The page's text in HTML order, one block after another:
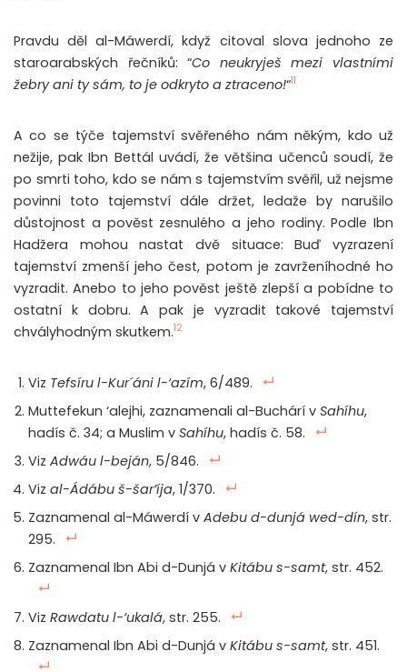
Pravdu děl al-Máwerdí, když citoval slova jednoho ze
staroarabských řečníků: “Co neukryješ mezi vlastními
žebry ani ty sám, to je odkryto a ztraceno!“11
A co se týče tajemství svěřeného nám někým, kdo už
nežije, pak Ibn Bettál uvádí, že většina učenců soudí, že
po smrti toho, kdo se nám s tajemstvím svěřil, už nejsme
povinni toto tajemství dále držet, ledaže by narušilo
důstojnost a pověst zesnulého a jeho rodiny. Podle Ibn
Hadžera mohou nastat dvě situace: Buď vyzrazení
tajemství zmenší jeho čest, potom je zavrženíhodné ho
vyzradit. Anebo to jeho pověst ještě zlepší a pobídne to
ostatní k dobru. A pak je vyzradit takové tajemství
chvályhodným skutkem.12
Viz Tefsíru l-Kur´áni l-‘azím, 6/489.
Muttefekun ‘alejhi, zaznamenali al-Buchárí v Sahíhu,
hadís č. 34; a Muslim v Sahíhu, hadís č. 58.
Viz Adwáu l-beján, 5/846.
Viz al-Ádábu š-šar’íja, 1/370.
Zaznamenal al-Máwerdí v Adebu d-dunjá wed-dín, str.
295.
Zaznamenal Ibn Abi d-Dunjá v Kitábu s-samt, str. 452.
Viz Rawdatu l-‘ukalá, str. 255.
Zaznamenal Ibn Abi d-Dunjá v Kitábu s-samt, str. 451.